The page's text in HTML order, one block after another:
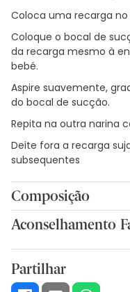
Coloca uma recarga
Coloque o bocal de
da recarga mesmo à
bebé.
Aspire suavemente,
do bocal de sucção.
Repita na outra narina
Deite fora a recarga
subsequentes
Composição
Aconselhamento
Partilhar